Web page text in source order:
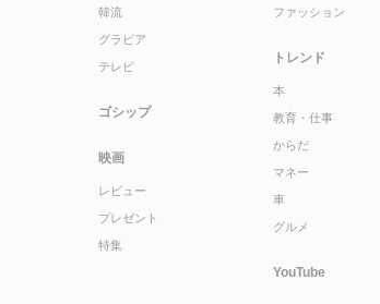
韓流
グラビア
テレビ
ゴシップ
映画
レビュー
プレゼント
特集
ファッション
トレンド
本
教育・仕事
からだ
マネー
車
グルメ
YouTube